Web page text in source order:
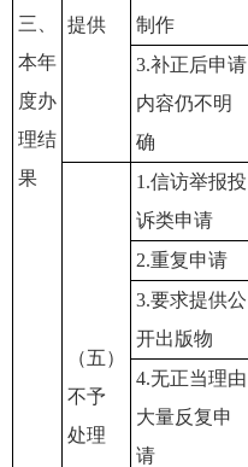
三、
本年
度办
理结
果
提供
制作
3.补正后申请
内容仍不明
确
（五）
不予
处理
1.信访举报投
诉类申请
2.重复申请
3.要求提供公
开出版物
4.无正当理由
大量反复申
请